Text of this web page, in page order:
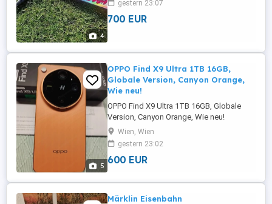
4
xicoy 95 Turbine. Absoluter Festpreis zzgl
Versand Sperrgut! oder aber Abholung
gestern 23:07
700 EUR
5
OPPO Find X9 Ultra 1TB 16GB,
Globale Version, Canyon Orange,
Wie neu!
OPPO Find X9 Ultra 1TB 16GB, Globale
Version, Canyon Orange, Wie neu!
Wien, Wien
gestern 23:02
600 EUR
Märklin Eisenbahn